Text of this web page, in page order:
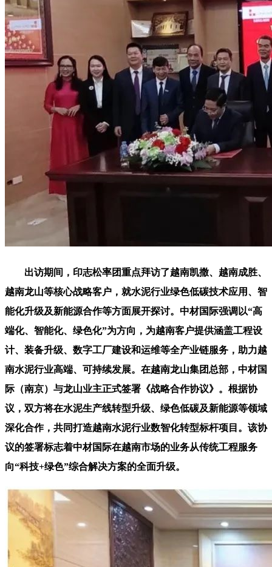
出访期间，印志松率团重点拜访了越南凯撒、越南成胜、
越南龙山等核心战略客户，就水泥行业绿色低碳技术应用、智
能化升级及新能源合作等方面展开探讨。中材国际强调以“高
端化、智能化、绿色化”为方向，为越南客户提供涵盖工程设
计、装备升级、数字工厂建设和运维等全产业链服务，助力越
南水泥行业高端、可持续发展。在越南龙山集团总部，中材国
际（南京）与龙山业主正式签署《战略合作协议》。根据协
议，双方将在水泥生产线转型升级、绿色低碳及新能源等领域
深化合作，共同打造越南水泥行业数智化转型标杆项目。该协
议的签署标志着中材国际在越南市场的业务从传统工程服务
向“科技+绿色”综合解决方案的全面升级。